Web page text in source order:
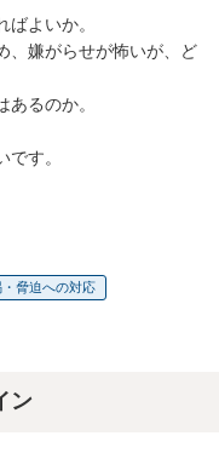
ばよいか。
、嫌がらせが怖いが、ど
あるのか。
す。
・脅迫への対応
ン